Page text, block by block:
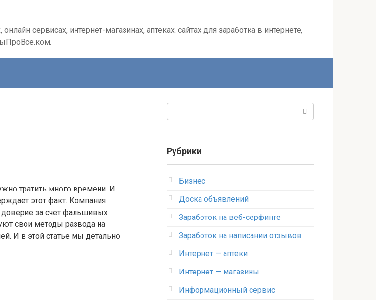
сервисах, интернет-магазинах, аптеках, сайтах для заработка в интернете,
тратить много времени. И
этот факт. Компания
доверие за счет фальшивых
свои методы развода на
И в этой статье мы детально
Рубрики
Бизнес
Доска объявлений
Заработок на веб-серфинге
Заработок на написании отзывов
Интернет — аптеки
Интернет — магазины
Информационный сервис